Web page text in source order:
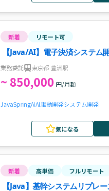
新着 リモート可
【Java/AI】電子決済システム
業務委託 東京都 豊洲駅
~ 850,000 円/月額
JavaSpringAIAI駆動開発システム開発
気になる
新着 高単価 フルリモート
【Java】基幹システムリプレ